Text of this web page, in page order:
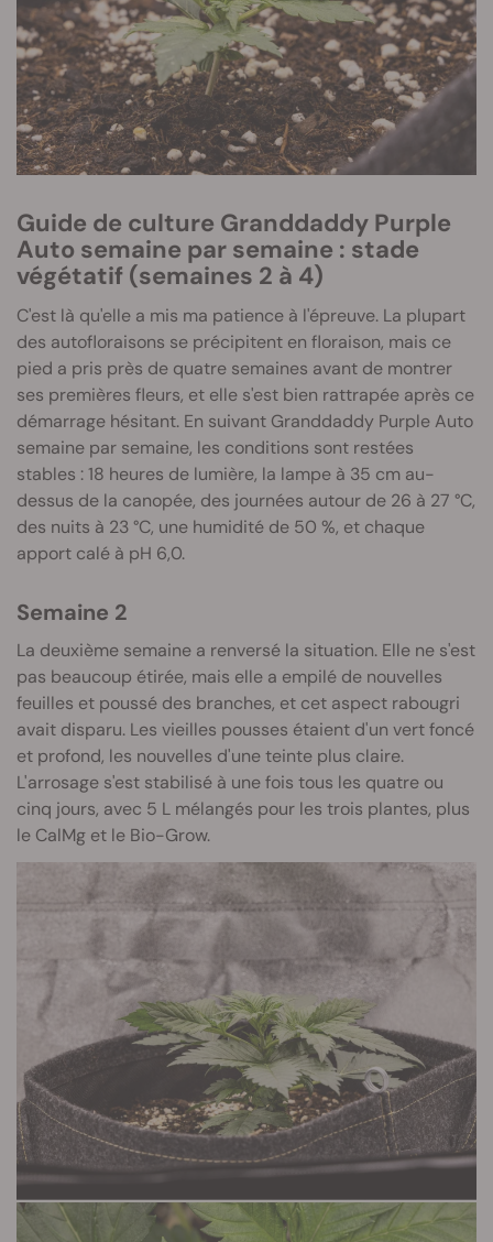
Guide de culture Granddaddy Purple
Auto semaine par semaine : stade
végétatif (semaines 2 à 4)
C'est là qu'elle a mis ma patience à l'épreuve. La plupart
des autofloraisons se précipitent en floraison, mais ce
pied a pris près de quatre semaines avant de montrer
ses premières fleurs, et elle s'est bien rattrapée après ce
démarrage hésitant. En suivant Granddaddy Purple Auto
semaine par semaine, les conditions sont restées
stables : 18 heures de lumière, la lampe à 35 cm au-
dessus de la canopée, des journées autour de 26 à 27 °C,
des nuits à 23 °C, une humidité de 50 %, et chaque
apport calé à pH 6,0.
Semaine 2
La deuxième semaine a renversé la situation. Elle ne s'est
pas beaucoup étirée, mais elle a empilé de nouvelles
feuilles et poussé des branches, et cet aspect rabougri
avait disparu. Les vieilles pousses étaient d'un vert foncé
et profond, les nouvelles d'une teinte plus claire.
L'arrosage s'est stabilisé à une fois tous les quatre ou
cinq jours, avec 5 L mélangés pour les trois plantes, plus
le CalMg et le Bio-Grow.